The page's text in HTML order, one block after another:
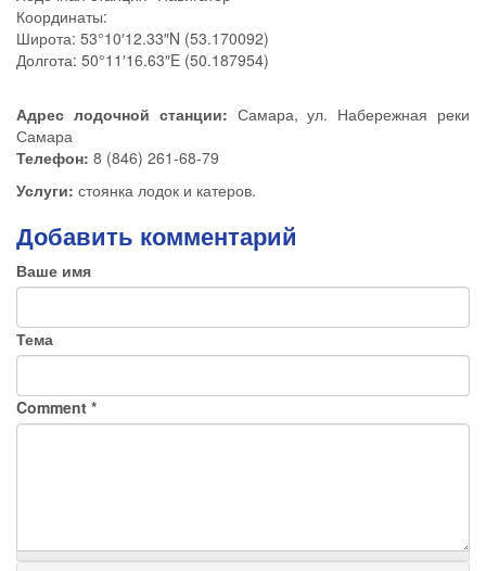
Координаты:
Широта: 53°10′12.33″N (53.170092)
Долгота: 50°11′16.63″E (50.187954)
Адрес лодочной станции: Самара, ул. Набережная реки
Самара
Телефон: 8 (846) 261-68-79
Услуги: стоянка лодок и катеров.
Добавить комментарий
Ваше имя
Тема
Comment *